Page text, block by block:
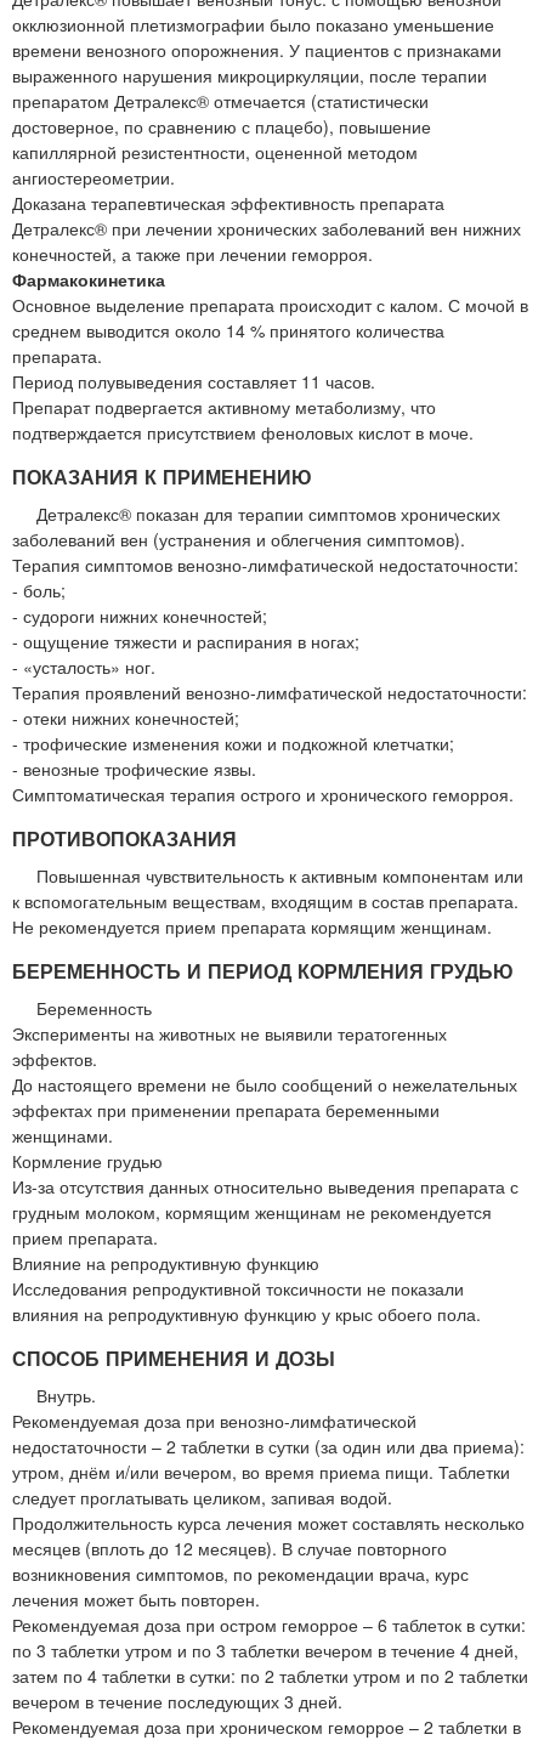
окклюзионной плетизмографии было показано уменьшение
времени венозного опорожнения. У пациентов с признаками
выраженного нарушения микроциркуляции, после терапии
препаратом Детралекс® отмечается (статистически
достоверное, по сравнению с плацебо), повышение
капиллярной резистентности, оцененной методом
ангиостереометрии.
Доказана терапевтическая эффективность препарата
Детралекс® при лечении хронических заболеваний вен нижних
конечностей, а также при лечении геморроя.
Фармакокинетика
Основное выделение препарата происходит с калом. С мочой в
среднем выводится около 14 % принятого количества
препарата.
Период полувыведения составляет 11 часов.
Препарат подвергается активному метаболизму, что
подтверждается присутствием феноловых кислот в моче.
ПОКАЗАНИЯ К ПРИМЕНЕНИЮ
Детралекс® показан для терапии симптомов хронических
заболеваний вен (устранения и облегчения симптомов).
Терапия симптомов венозно-лимфатической недостаточности:
- боль;
- судороги нижних конечностей;
- ощущение тяжести и распирания в ногах;
- «усталость» ног.
Терапия проявлений венозно-лимфатической недостаточности:
- отеки нижних конечностей;
- трофические изменения кожи и подкожной клетчатки;
- венозные трофические язвы.
Симптоматическая терапия острого и хронического геморроя.
ПРОТИВОПОКАЗАНИЯ
Повышенная чувствительность к активным компонентам или
к вспомогательным веществам, входящим в состав препарата.
Не рекомендуется прием препарата кормящим женщинам.
БЕРЕМЕННОСТЬ И ПЕРИОД КОРМЛЕНИЯ ГРУДЬЮ
Беременность
Эксперименты на животных не выявили тератогенных
эффектов.
До настоящего времени не было сообщений о нежелательных
эффектах при применении препарата беременными
женщинами.
Кормление грудью
Из-за отсутствия данных относительно выведения препарата с
грудным молоком, кормящим женщинам не рекомендуется
прием препарата.
Влияние на репродуктивную функцию
Исследования репродуктивной токсичности не показали
влияния на репродуктивную функцию у крыс обоего пола.
СПОСОБ ПРИМЕНЕНИЯ И ДОЗЫ
Внутрь.
Рекомендуемая доза при венозно-лимфатической
недостаточности – 2 таблетки в сутки (за один или два приема):
утром, днём и/или вечером, во время приема пищи. Таблетки
следует проглатывать целиком, запивая водой.
Продолжительность курса лечения может составлять несколько
месяцев (вплоть до 12 месяцев). В случае повторного
возникновения симптомов, по рекомендации врача, курс
лечения может быть повторен.
Рекомендуемая доза при остром геморрое – 6 таблеток в сутки:
по 3 таблетки утром и по 3 таблетки вечером в течение 4 дней,
затем по 4 таблетки в сутки: по 2 таблетки утром и по 2 таблетки
вечером в течение последующих 3 дней.
Рекомендуемая доза при хроническом геморрое – 2 таблетки в